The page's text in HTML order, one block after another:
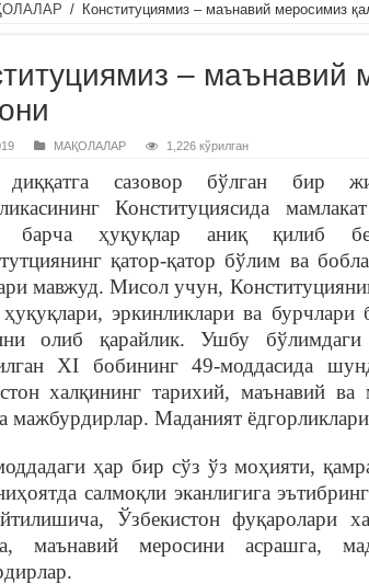
/ Конституциямиз – маънавий меросимиз
– маънавий
МАҚОЛАЛАР 1,226 кўрилган
сазовор бўлган бир
Конституциясида
барча ҳуқуқлар аниқ қилиб
қатор-қатор бўлим ва
мавжуд. Мисол учун,
ҳуқуқлари, эркинликлари ва бурчлари
олиб қарайлик. Ушбу бўлимдаги
XI бобининг 49-моддасида
халқининг тарихий, маънавий ва
мажбурдирлар. Маданият
ҳар бир сўз ўз моҳияти,
салмоқли эканлигига
Ўзбекистон фуқаролари
маънавий меросини асрашга,